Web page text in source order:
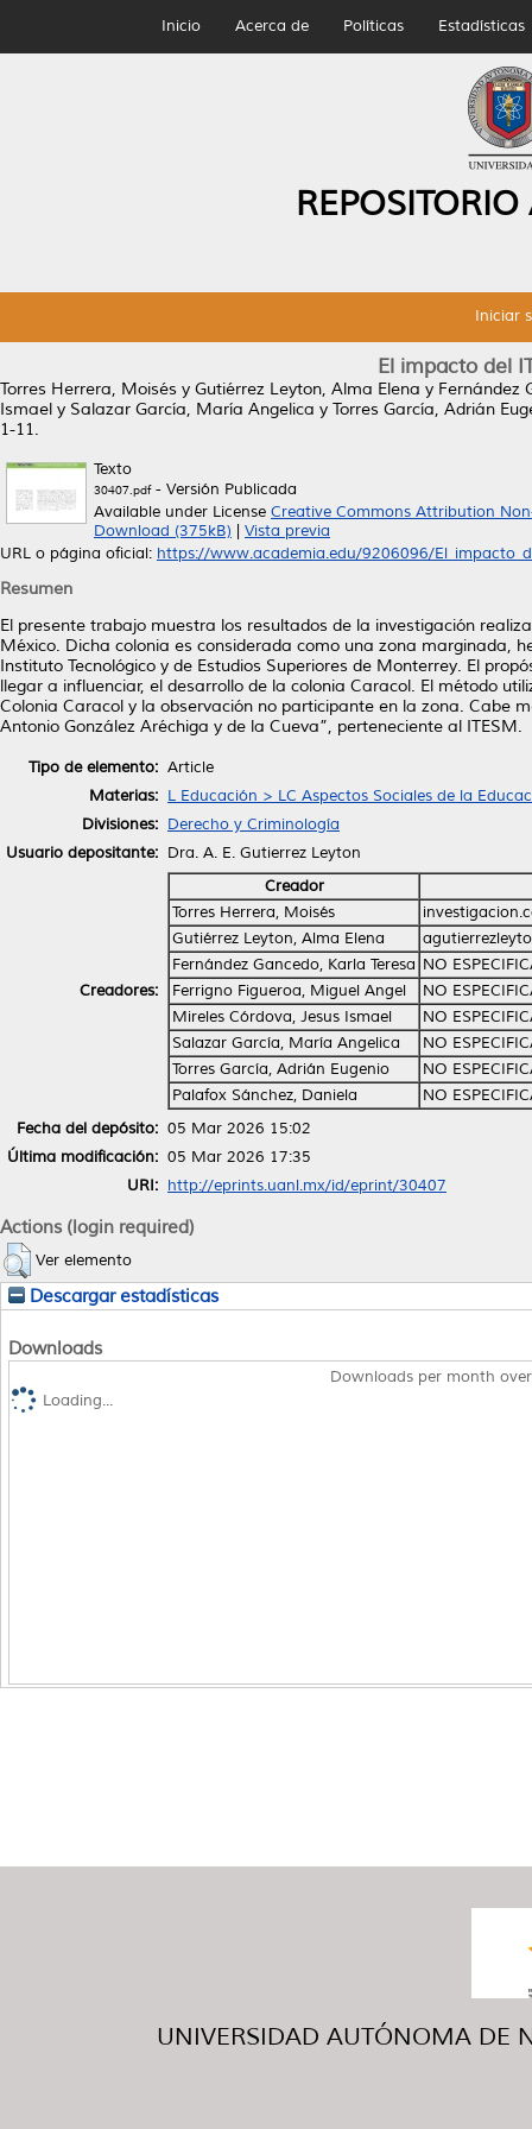
Inicio Acerca de Políticas Estadísticas
Iniciar
El impacto del
Torres Herrera, Moisés y Gutiérrez Leyton, Alma Elena y Fernández
Ismael y Salazar García, María Angelica y Torres García, Adrián
1-11.
Texto
30407.pdf- Versión Publicada
Available under License Creative Commons Attribution
Download (375kB)
Vista previa
URL o página oficial: https://www.academia.edu/9206096/
Resumen
El presente trabajo muestra los resultados de la investigación
México. Dicha colonia es considerada como una zona marginada,
Instituto Tecnológico y de Estudios Superiores de Monterrey. El
llegar a influenciar, el desarrollo de la colonia Caracol. El método
Colonia Caracol y la observación no participante en la zona. Cabe
Antonio González Aréchiga y de la Cueva”, perteneciente al ITESM.
Tipo de elemento: Article
Materias: L Educación > LC Aspectos Sociales de la
Divisiones: Derecho y Criminología
Usuario depositante: Dra. A. E. Gutierrez Leyton
Creadores:
Creador
Torres Herrera, Moisés
Gutiérrez Leyton, Alma Elena
Fernández Gancedo, Karla Teresa NO
Ferrigno Figueroa, Miguel Angel
NO
Mireles Córdova, Jesus Ismael
NO
Salazar García, María Angelica
NO
Torres García, Adrián Eugenio
NO
Palafox Sánchez, Daniela
NO
Fecha del depósito: 05 Mar 2026 15:02
Última modificación: 05 Mar 2026 17:35
URI: http://eprints.uanl.mx/id/eprint/30407
Actions (login required)
Ver elemento
Descargar estadísticas
Downloads
Downloads per month
Loading...
UNIVERSIDAD AUTÓNOMA DE